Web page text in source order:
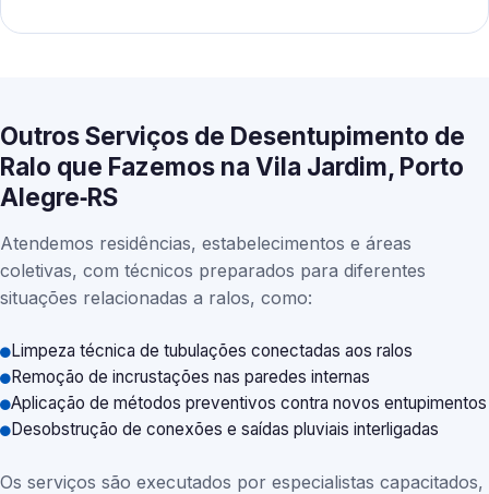
Outros Serviços de Desentupimento de
Ralo que Fazemos na Vila Jardim, Porto
Alegre‑RS
Atendemos residências, estabelecimentos e áreas
coletivas, com técnicos preparados para diferentes
situações relacionadas a ralos, como:
Limpeza técnica de tubulações conectadas aos ralos
Remoção de incrustações nas paredes internas
Aplicação de métodos preventivos contra novos entupimentos
Desobstrução de conexões e saídas pluviais interligadas
Os serviços são executados por especialistas capacitados,